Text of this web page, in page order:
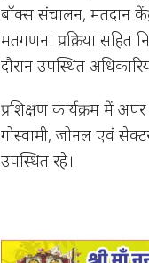
बॉक्स संचालन, मतदान
मतगणना प्रक्रिया सहित
दौरान उपस्थित
प्रशिक्षण कार्यक्रम में
गोस्वामी, जोनल एवं
उपस्थित रहे।